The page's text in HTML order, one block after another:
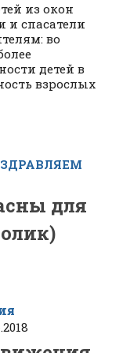
из окон
и спасатели
во
детей в
взрослых
для